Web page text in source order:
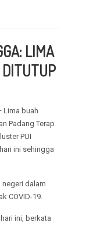
LIMA
DITUTUP
Lima buah
Padang Terap
PUI
ini sehingga
dalam
COVID-19.
ini, berkata